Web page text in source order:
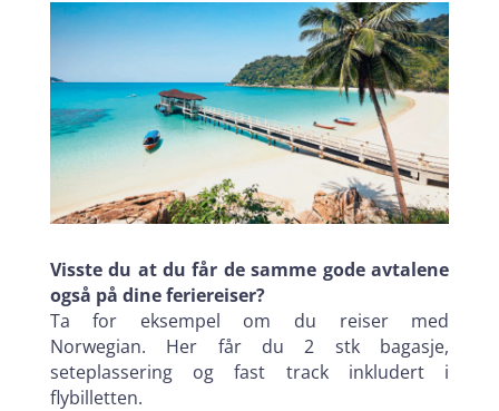
Visste du at du får de samme gode avtalene
også på dine feriereiser?
Ta for eksempel om du reiser med
Norwegian. Her får du 2 stk bagasje,
seteplassering og fast track inkludert i
flybilletten.